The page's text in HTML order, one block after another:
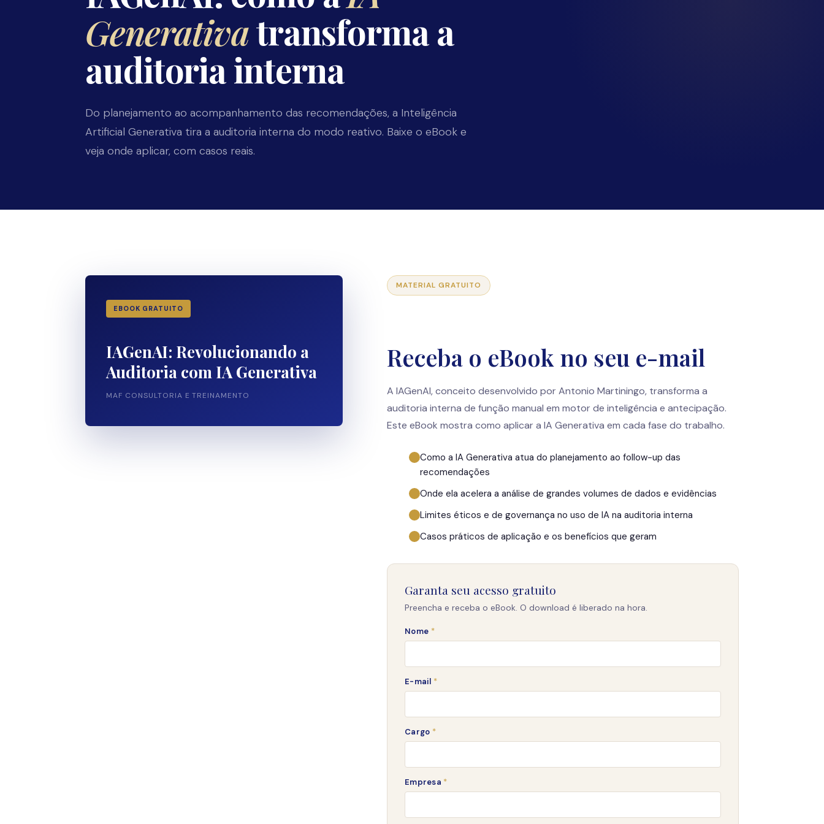
Generativatransforma a
auditoria interna
Do planejamento ao acompanhamento das recomendações, a Inteligência
Artificial Generativa tira a auditoria interna do modo reativo. Baixe o eBook e
veja onde aplicar, com casos reais.
EBOOK GRATUITO
IAGenAI: Revolucionando a
Auditoria com IA Generativa
MAF CONSULTORIA E TREINAMENTO
MATERIAL GRATUITO
Receba o eBook no seu e-mail
A IAGenAI, conceito desenvolvido por Antonio Martiningo, transforma a
auditoria interna de função manual em motor de inteligência e antecipação.
Este eBook mostra como aplicar a IA Generativa em cada fase do trabalho.
Como a IA Generativa atua do planejamento ao follow-up das
recomendações
Onde ela acelera a análise de grandes volumes de dados e evidências
Limites éticos e de governança no uso de IA na auditoria interna
Casos práticos de aplicação e os benefícios que geram
Garanta seu acesso gratuito
Preencha e receba o eBook. O download é liberado na hora.
Nome *
E-mail *
Cargo *
*
E
p
Empresa *